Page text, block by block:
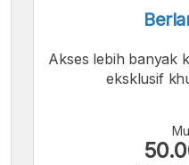
Akses lebih banyak
eksklusif